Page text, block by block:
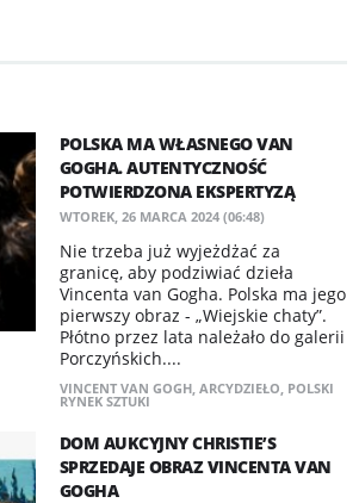
POLSKA MA WŁASNEGO VAN
GOGHA. AUTENTYCZNOŚĆ
POTWIERDZONA EKSPERTYZĄ
WTOREK, 26 MARCA 2024 (06:48)
Nie trzeba już wyjeżdżać za
granicę, aby podziwiać dzieła
Vincenta van Gogha. Polska ma jego
pierwszy obraz - „Wiejskie chaty”.
Płótno przez lata należało do galerii
Porczyńskich....
VINCENT VAN GOGH, ARCYDZIEŁO, POLSKI
RYNEK SZTUKI
​DOM AUKCYJNY CHRISTIE’S
SPRZEDAJE OBRAZ VINCENTA VAN
GOGHA